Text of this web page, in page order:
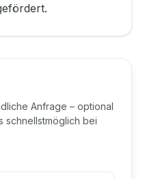
Anfrage – optional
schnellstmöglich bei